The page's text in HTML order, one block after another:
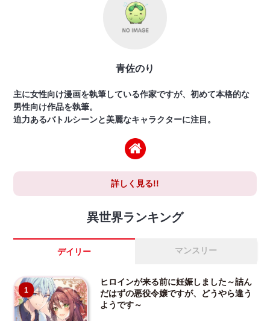
青佐のり
主に女性向け漫画を執筆している作家ですが、初めて本格的な
男性向け作品を執筆。
迫力あるバトルシーンと美麗なキャラクターに注目。
詳しく見る!!
異世界ランキング
デイリー マンスリー
1
ヒロインが来る前に妊娠しました～詰ん
だはずの悪役令嬢ですが、どうやら違う
ようです～